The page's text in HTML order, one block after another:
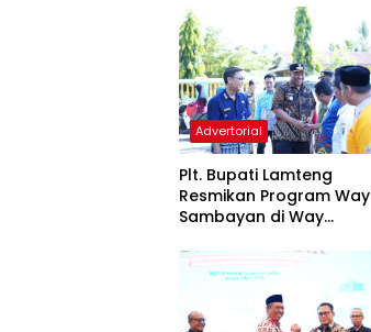
Advertorial
Plt. Bupati Lamteng
Resmikan Program Way
Sambayan di Way